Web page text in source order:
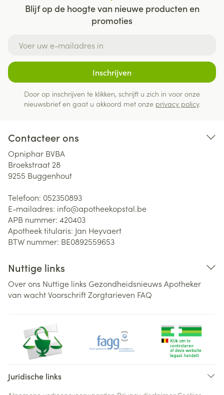
Blijf op de hoogte van nieuwe producten en
promoties
Inschrijven
Door op inschrijven te klikken, schrijft u zich in voor onze
nieuwsbrief en gaat u akkoord met onze privacy policy.
Contacteer ons
Opniphar BVBA
Broekstraat 28
9255 Buggenhout
Telefoon: 052350893
E-mailadres: info@apotheekopstal.be
APB nummer: 420403
Apotheek titularis: Jan Heyvaert
BTW nummer: BE0892559653
Nuttige links
Over ons Nuttige links Gezondheidsnieuws Apotheker
van wachtVoorschriftZorgtarieven FAQ
Juridische links